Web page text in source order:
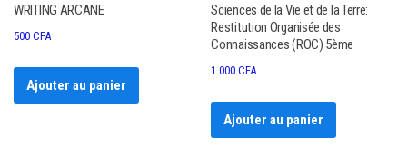
WRITING ARCANE
500 CFA
Ajouter au panier
Sciences de la Vie et de la Terre:
Restitution Organisée des
Connaissances (ROC) 5ème
1.000CFA
Ajouter au panier